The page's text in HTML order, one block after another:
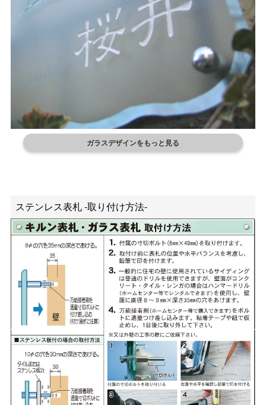
ガラスデザインをもっと見る
ステンレス表札 -取り付け方法-